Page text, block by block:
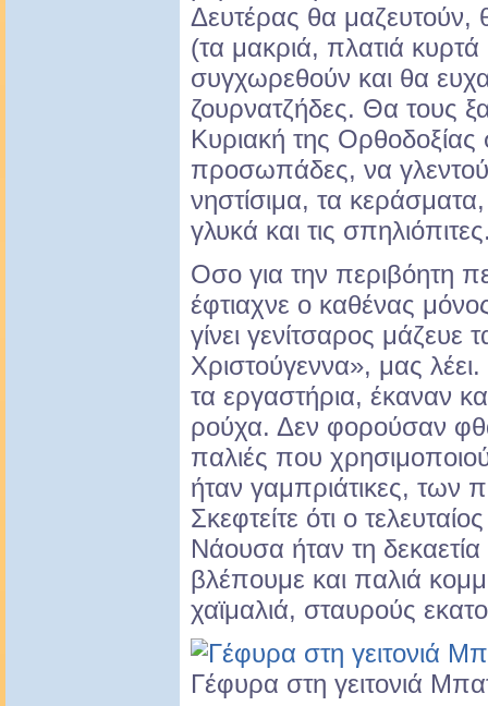
Δευτέρας θα μαζευτούν,
(τα μακριά, πλατιά
συγχωρεθούν και θα
ζουρνατζήδες. Θα τους
Κυριακή της
προσωπάδες, να
νηστίσιμα, τα
γλυκά και τις
Οσο για την περιβόητη
έφτιαχνε ο καθένας
γίνει γενίτσαρος
Χριστούγεννα», μας λέει.
τα εργαστήρια, έκαναν
ρούχα. Δεν φορούσαν
παλιές που
ήταν γαμπριάτικες,
Σκεφτείτε ότι ο
Νάουσα ήταν τη
βλέπουμε και παλιά
χαϊμαλιά, σταυρούς
Γέφυρα στη γειτονιά